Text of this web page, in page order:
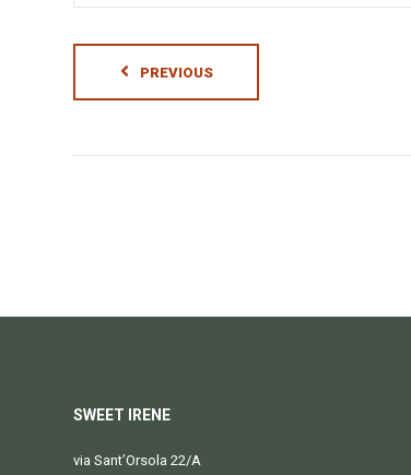
PREVIOUS
SWEET IRENE
via Sant’Orsola 22/A